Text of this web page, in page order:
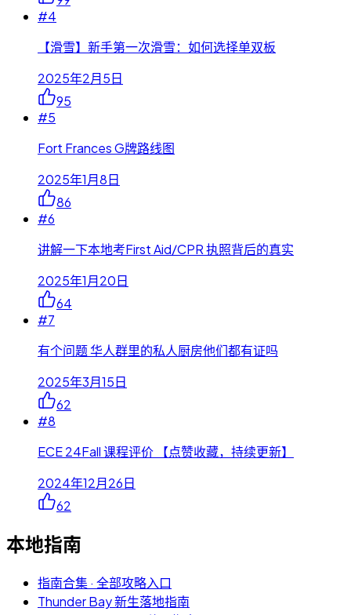
#4
【滑雪】新手第一次滑雪：如何选择单双板
2025年2月5日
95
#5
Fort Frances G牌路线图
2025年1月8日
86
#6
讲解一下本地考First Aid/CPR 执照背后的真实
2025年1月20日
64
#7
有个问题 华人群里的私人厨房他们都有证吗
2025年3月15日
62
#8
ECE 24Fall 课程评价 【点赞收藏，持续更新】
2024年12月26日
62
本地指南
指南合集 · 全部攻略入口
Thunder Bay 新生落地指南